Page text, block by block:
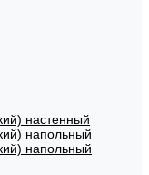
настенный
напольный
напольный